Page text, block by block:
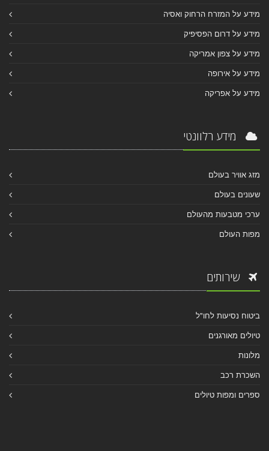
מידע על המזרח הרחוק ואסיה
מידע על דרום הפסיפיק
מידע על צפון אמריקה
מידע על אירופה
מידע על אפריקה
מידע רלוונטי
מזג אוויר בעולם
שעונים בעולם
ערכי מטבעות מהעולם
מפות העולם
שירותים
ביטוח נסיעות לחו"ל
טיולים מאורגנים
מלונות
השכרת רכב
ספרים ומפות טיולים